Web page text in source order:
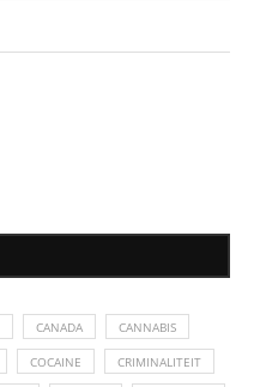
CANADA CANNABIS
COCAINE CRIMINALITEIT